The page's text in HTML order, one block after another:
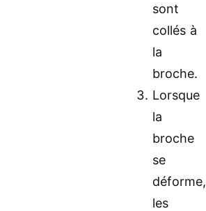
sont
collés à
la
broche.
Lorsque
la
broche
se
déforme,
les